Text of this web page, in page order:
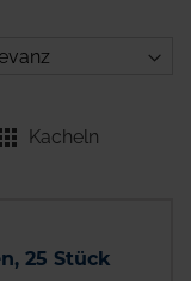
Kacheln
25 Stück